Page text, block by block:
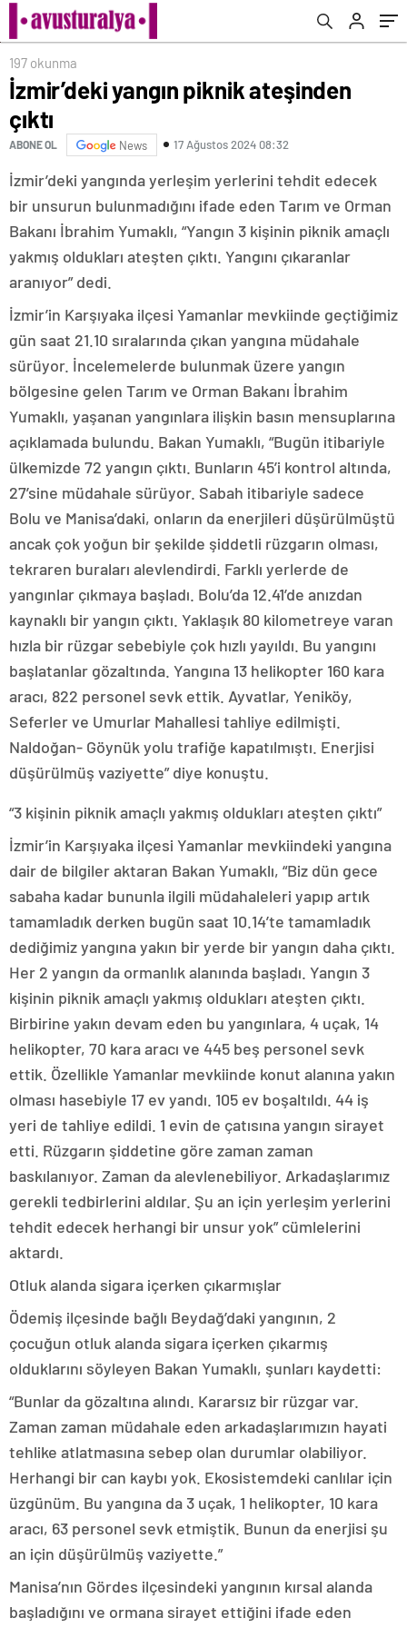
197 okunma
İzmir’deki yangın piknik ateşinden
çıktı
ABONE OL News 17 Ağustos 2024 08:32
İzmir’deki yangında yerleşim yerlerini tehdit edecek
bir unsurun bulunmadığını ifade eden Tarım ve Orman
Bakanı İbrahim Yumaklı, “Yangın 3 kişinin piknik amaçlı
yakmış oldukları ateşten çıktı. Yangını çıkaranlar
aranıyor” dedi.
İzmir’in Karşıyaka ilçesi Yamanlar mevkiinde geçtiğimiz
gün saat 21.10 sıralarında çıkan yangına müdahale
sürüyor. İncelemelerde bulunmak üzere yangın
bölgesine gelen Tarım ve Orman Bakanı İbrahim
Yumaklı, yaşanan yangınlara ilişkin basın mensuplarına
açıklamada bulundu. Bakan Yumaklı, “Bugün itibariyle
ülkemizde 72 yangın çıktı. Bunların 45’i kontrol altında,
27’sine müdahale sürüyor. Sabah itibariyle sadece
Bolu ve Manisa’daki, onların da enerjileri düşürülmüştü
ancak çok yoğun bir şekilde şiddetli rüzgarın olması,
tekraren buraları alevlendirdi. Farklı yerlerde de
yangınlar çıkmaya başladı. Bolu’da 12.41’de anızdan
kaynaklı bir yangın çıktı. Yaklaşık 80 kilometreye varan
hızla bir rüzgar sebebiyle çok hızlı yayıldı. Bu yangını
başlatanlar gözaltında. Yangına 13 helikopter 160 kara
aracı, 822 personel sevk ettik. Ayvatlar, Yeniköy,
Seferler ve Umurlar Mahallesi tahliye edilmişti.
Naldoğan- Göynük yolu trafiğe kapatılmıştı. Enerjisi
düşürülmüş vaziyette” diye konuştu.
“3 kişinin piknik amaçlı yakmış oldukları ateşten çıktı”
İzmir’in Karşıyaka ilçesi Yamanlar mevkiindeki yangına
dair de bilgiler aktaran Bakan Yumaklı, “Biz dün gece
sabaha kadar bununla ilgili müdahaleleri yapıp artık
tamamladık derken bugün saat 10.14’te tamamladık
dediğimiz yangına yakın bir yerde bir yangın daha çıktı.
Her 2 yangın da ormanlık alanında başladı. Yangın 3
kişinin piknik amaçlı yakmış oldukları ateşten çıktı.
Birbirine yakın devam eden bu yangınlara, 4 uçak, 14
helikopter, 70 kara aracı ve 445 beş personel sevk
ettik. Özellikle Yamanlar mevkiinde konut alanına yakın
olması hasebiyle 17 ev yandı. 105 ev boşaltıldı. 44 iş
yeri de tahliye edildi. 1 evin de çatısına yangın sirayet
etti. Rüzgarın şiddetine göre zaman zaman
baskılanıyor. Zaman da alevlenebiliyor. Arkadaşlarımız
gerekli tedbirlerini aldılar. Şu an için yerleşim yerlerini
tehdit edecek herhangi bir unsur yok” cümlelerini
aktardı.
Otluk alanda sigara içerken çıkarmışlar
Ödemiş ilçesinde bağlı Beydağ’daki yangının, 2
çocuğun otluk alanda sigara içerken çıkarmış
olduklarını söyleyen Bakan Yumaklı, şunları kaydetti:
“Bunlar da gözaltına alındı. Kararsız bir rüzgar var.
Zaman zaman müdahale eden arkadaşlarımızın hayati
tehlike atlatmasına sebep olan durumlar olabiliyor.
Herhangi bir can kaybı yok. Ekosistemdeki canlılar için
üzgünüm. Bu yangına da 3 uçak, 1 helikopter, 10 kara
aracı, 63 personel sevk etmiştik. Bunun da enerjisi şu
an için düşürülmüş vaziyette.”
Manisa’nın Gördes ilçesindeki yangının kırsal alanda
başladığını ve ormana sirayet ettiğini ifade eden